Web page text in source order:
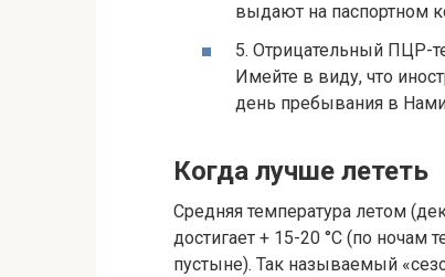
выдают на паспортном
5. Отрицательный ПЦР-
Имейте в виду, что
день пребывания в
Когда лучше лететь
Средняя температура летом
достигает + 15-20 °C (по ночам
пустыне). Так называемый